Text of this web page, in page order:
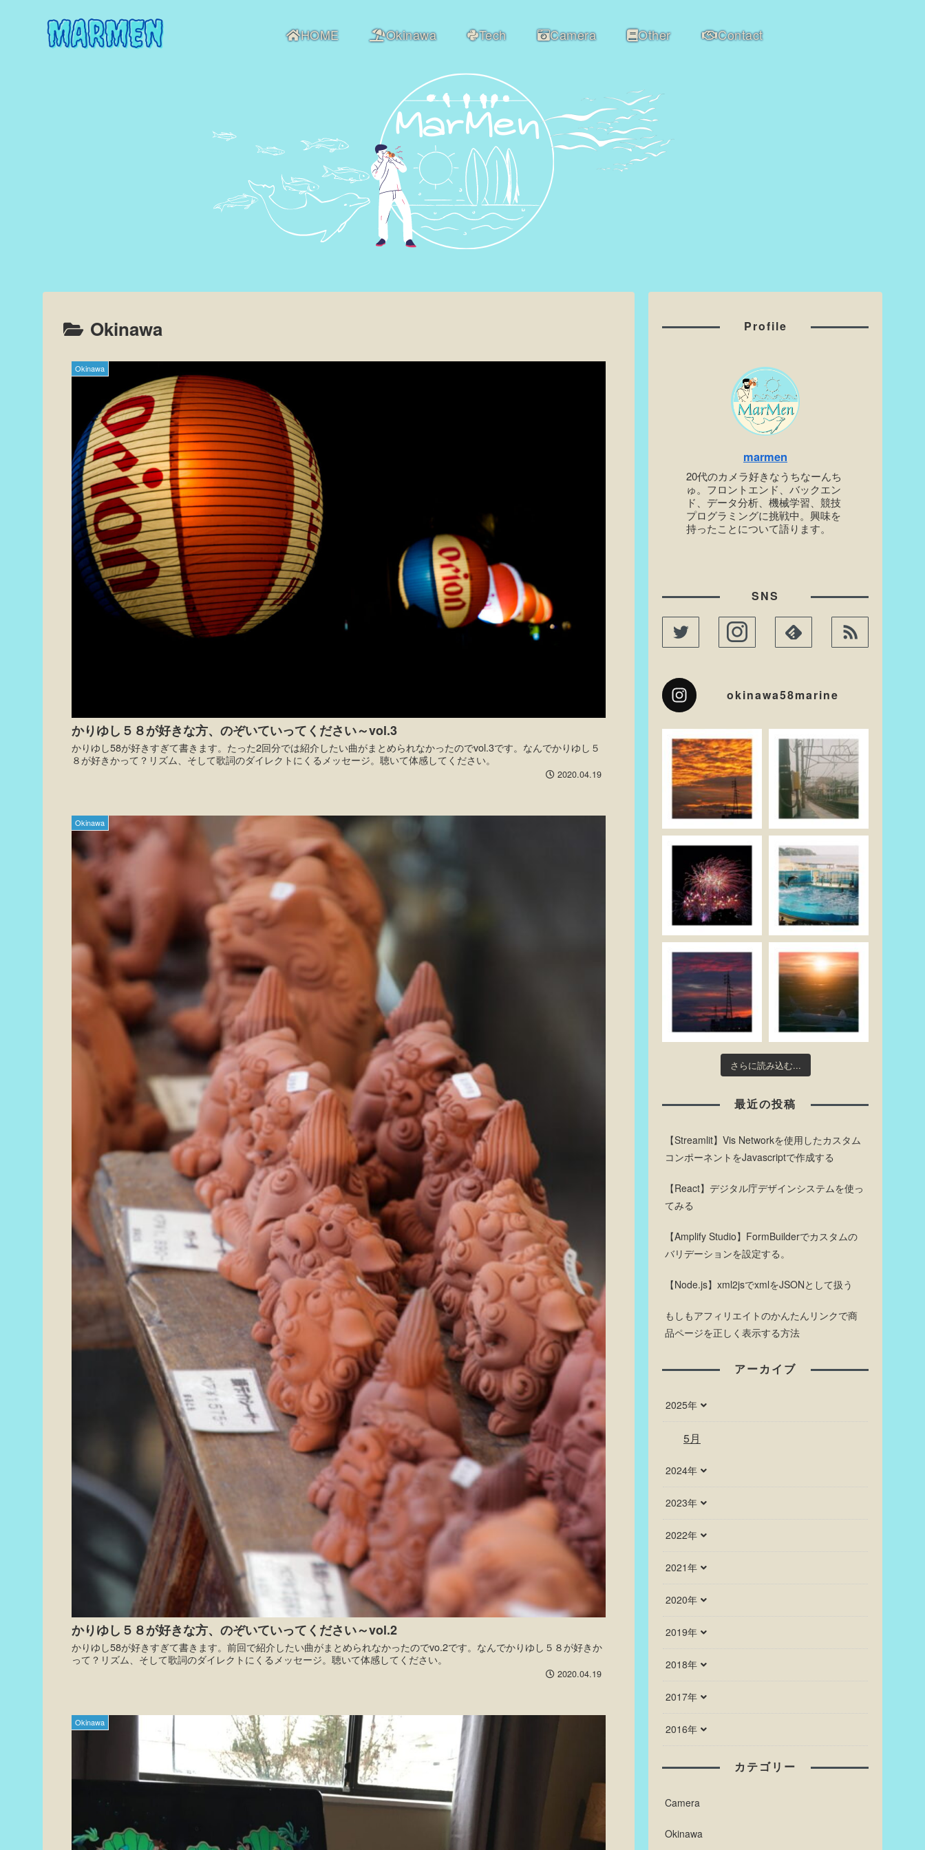
HOME Okinawa Tech Camera Other Contact
Okinawa
Okinawa
かりゆし５８が好きな方、のぞいていってください～vol.3
かりゆし58が好きすぎて書きます。たった2回分では紹介したい曲がまとめられなかったのでvol.3です。なんでかりゆし５
８が好きかって？リズム、そして歌詞のダイレクトにくるメッセージ。聴いて体感してください。
2020.04.19
Okinawa
かりゆし５８が好きな方、のぞいていってください～vol.2
かりゆし58が好きすぎて書きます。前回で紹介したい曲がまとめられなかったのでvo.2です。なんでかりゆし５８が好きか
って？リズム、そして歌詞のダイレクトにくるメッセージ。聴いて体感してください。
2020.04.19
Okinawa
Profile
marmen
20代のカメラ好きなうちなーんち
ゅ。フロントエンド、バックエン
ド、データ分析、機械学習、競技
プログラミングに挑戦中。興味を
持ったことについて語ります。
SNS
okinawa58marine
さらに読み込む...
最近の投稿
【Streamlit】Vis Networkを使用したカスタム
コンポーネントをJavascriptで作成する
【React】デジタル庁デザインシステムを使っ
てみる
【Amplify Studio】FormBuilderでカスタムの
バリデーションを設定する。
【Node.js】xml2jsでxmlをJSONとして扱う
もしもアフィリエイトのかんたんリンクで商
品ページを正しく表示する方法
アーカイブ
2025年
5月
2024年
2023年
2022年
2021年
2020年
2019年
2018年
2017年
2016年
カテゴリー
Camera
Okinawa